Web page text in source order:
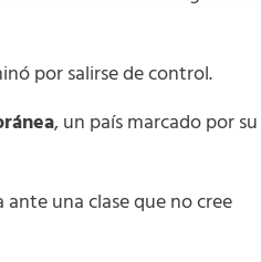
por salirse de control.
, un país marcado por su
una clase que no cree